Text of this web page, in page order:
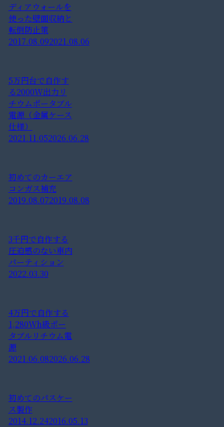
ディアウォールを
使った壁面収納と
転倒防止策
2017.08.092021.08.06
5万円台で自作す
る2000W出力リ
チウムポータブル
電源（金属ケース
仕様）
2021.11.052026.06.28
初めてのカーエア
コンガス補充
2019.08.072019.08.08
3千円で自作する
圧迫感のない車内
パーティション
2022.03.30
4万円で自作する
1,280Wh級ポー
タブルリチウム電
源
2021.06.082026.06.28
初めてのパスケー
ス製作
2014.12.242016.05.13